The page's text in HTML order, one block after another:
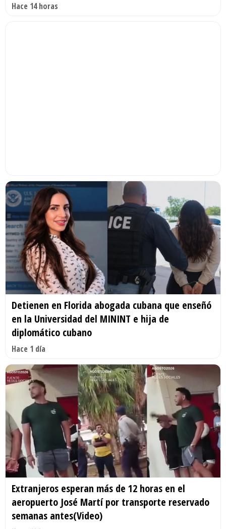
Hace 14 horas
Detienen en Florida abogada cubana que enseñó
en la Universidad del MININT e hija de
diplomático cubano
Hace 1 día
Extranjeros esperan más de 12 horas en el
aeropuerto José Martí por transporte reservado
semanas antes(Video)